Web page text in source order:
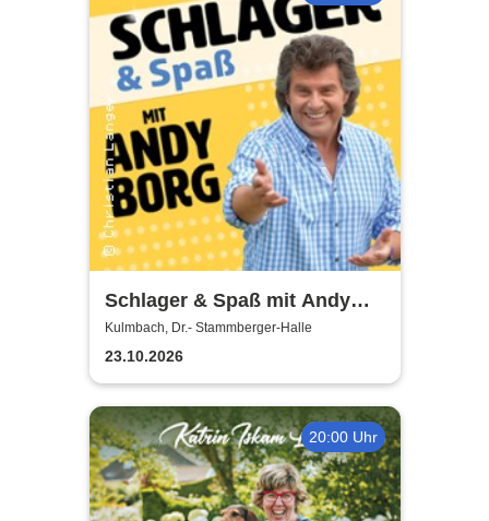
Schlager & Spaß mit Andy
Borg und Gästen
Kulmbach, Dr.- Stammberger-Halle
23.10.2026
20:00 Uhr